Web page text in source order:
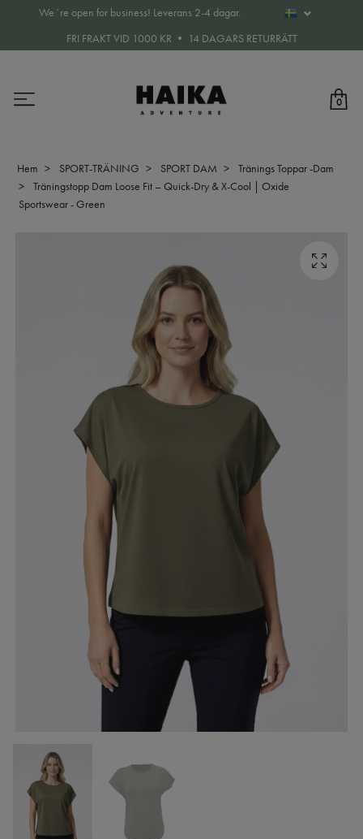
We´re open for business! Leverans 2-4 dagar.
FRI FRAKT VID 1000 KR • 14 DAGARS RETURRÄTT
0
Hem SPORT-TRÄNING SPORT DAM
Tränings Toppar -Dam
Träningstopp Dam Loose Fit – Quick-Dry & X-Cool | Oxide
Sportswear - Green